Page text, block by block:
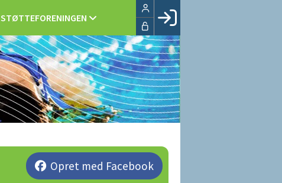
STØTTEFORENINGEN
Facebook login
Husk mig
Glemt password
Opret profil
LOG IND
Opret med Facebook